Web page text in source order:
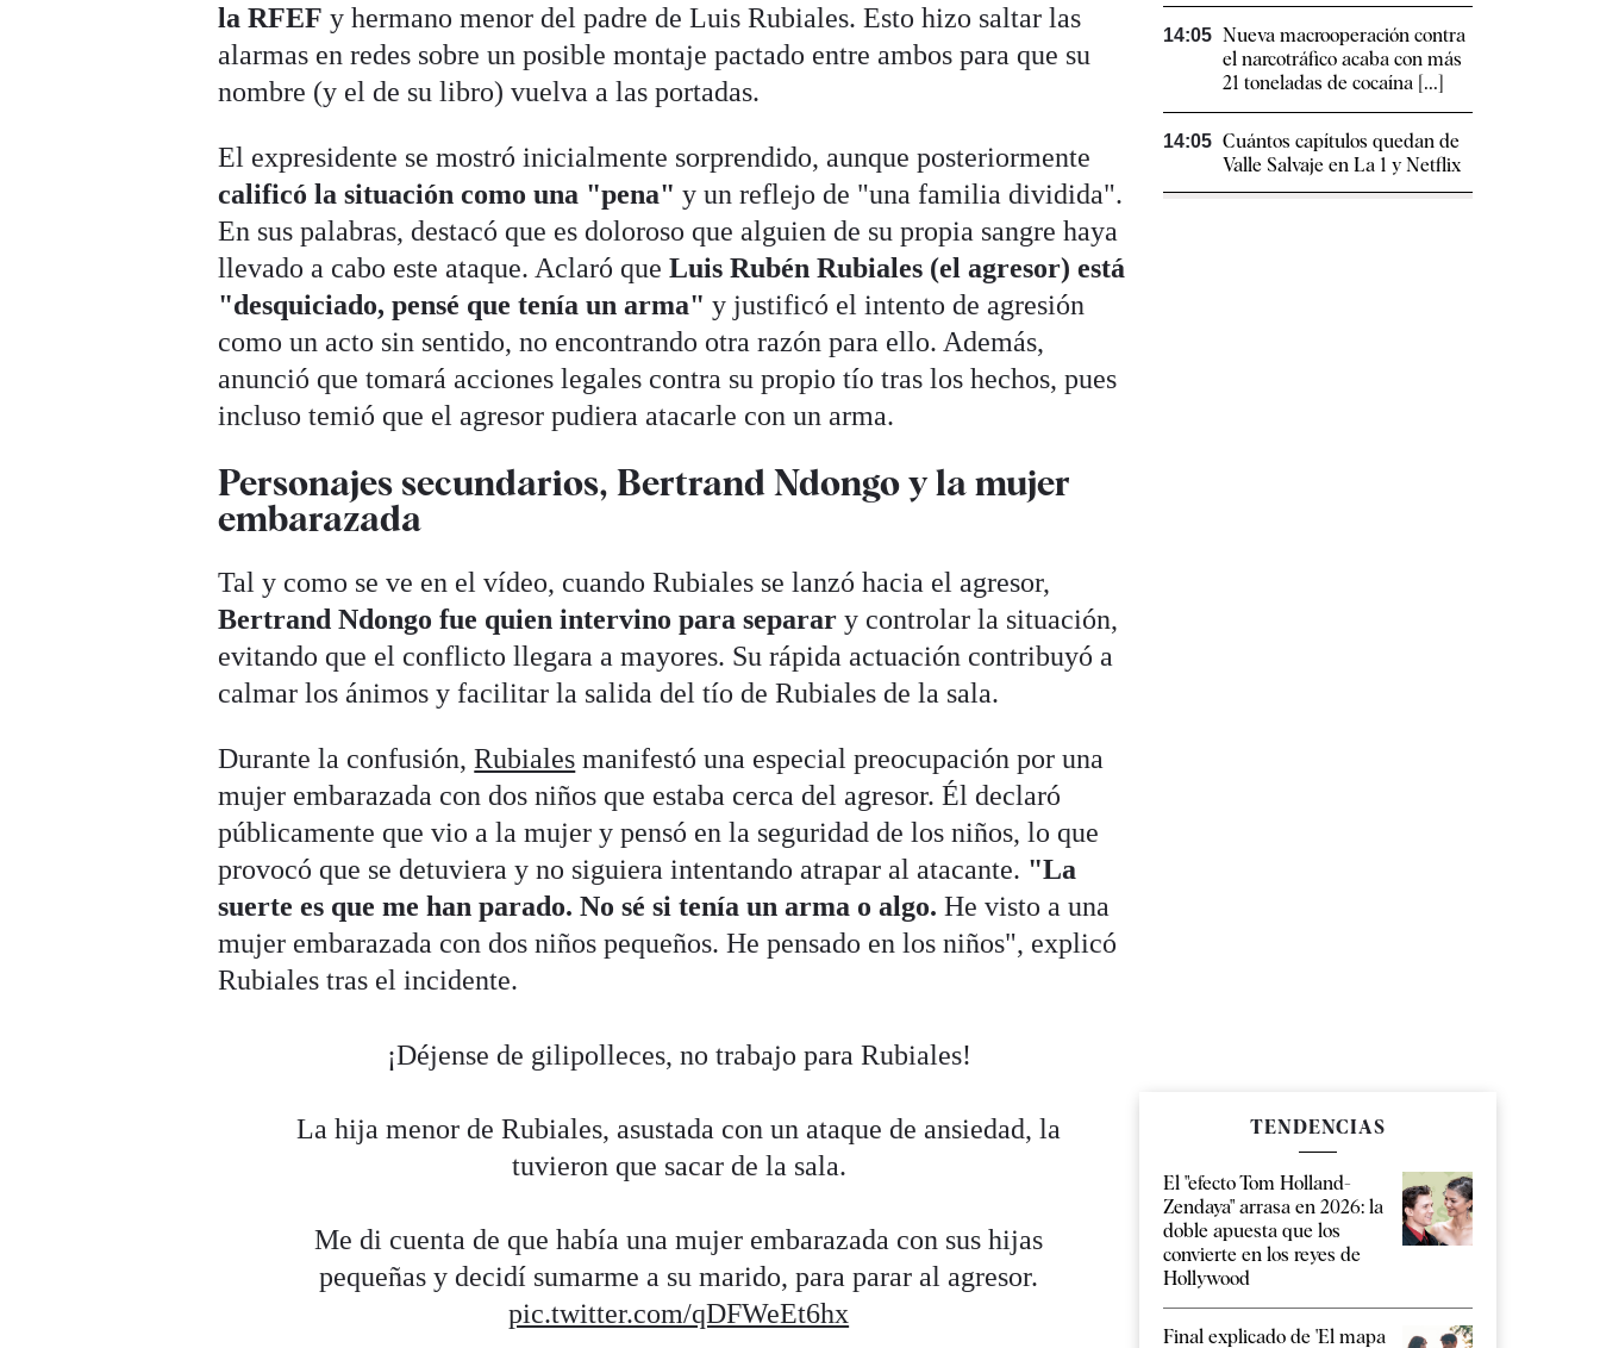
la RFEF y hermano menor del padre de Luis Rubiales. Esto hizo saltar las
alarmas en redes sobre un posible montaje pactado entre ambos para que su
nombre (y el de su libro) vuelva a las portadas.
El expresidente se mostró inicialmente sorprendido, aunque posteriormente
calificó la situación como una "pena"y un reflejo de "una familia dividida".
En sus palabras, destacó que es doloroso que alguien de su propia sangre haya
llevado a cabo este ataque. Aclaró queLuis Rubén Rubiales (el agresor) está
"desquiciado, pensé que tenía un arma" y justificó el intento de agresión
como un acto sin sentido, no encontrando otra razón para ello. Además,
anunció que tomará acciones legales contra su propio tío tras los hechos, pues
incluso temió que el agresor pudiera atacarle con un arma.
Personajes secundarios, Bertrand Ndongo y la mujer
embarazada
Tal y como se ve en el vídeo, cuando Rubiales se lanzó hacia el agresor,
Bertrand Ndongo fue quien intervino para separar y controlar la situación,
evitando que el conflicto llegara a mayores. Su rápida actuación contribuyó a
calmar los ánimos y facilitar la salida del tío de Rubiales de la sala.
Durante la confusión,Rubiales manifestó una especial preocupación por una
mujer embarazada con dos niños que estaba cerca del agresor. Él declaró
públicamente que vio a la mujer y pensó en la seguridad de los niños, lo que
provocó que se detuviera y no siguiera intentando atrapar al atacante. "La
suerte es que me han parado. No sé si tenía un arma o algo.He visto a una
mujer embarazada con dos niños pequeños. He pensado en los niños", explicó
Rubiales tras el incidente.
¡Déjense de gilipolleces, no trabajo para Rubiales!
La hija menor de Rubiales, asustada con un ataque de ansiedad, la
tuvieron que sacar de la sala.
Me di cuenta de que había una mujer embarazada con sus hijas
pequeñas y decidí sumarme a su marido, para parar al agresor.
pic.twitter.com/qDFWeEt6hx
14:05 Nueva macrooperación contra
el narcotráfico acaba con más
21 toneladas de cocaína [...]
14:05 Cuántos capítulos quedan de
Valle Salvaje en La 1 y Netflix
TENDENCIAS
El "efecto Tom Holland-
Zendaya" arrasa en 2026: la
doble apuesta que los
convierte en los reyes de
Hollywood
Final explicado de 'El mapa